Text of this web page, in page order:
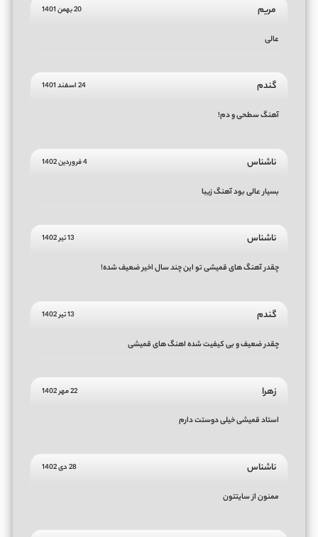
مریم 20 بهمن 1401
عالی
گندم 24 اسفند 1401
آهنگ سطحی و دم!
ناشناس 4 فروردین 1402
بسیار عالی بود آهنگ زیبا
ناشناس 13 تیر 1402
چقدر آهنگ های قمیشی تو این چند سال اخیر ضعیف شده!
گندم 13 تیر 1402
چقدر ضعیف و بی کیفیت شده اهنگ های قمیشی
زهرا 22 مهر 1402
استاد قمیشی خیلی دوستت دارم
ناشناس 28 دی 1402
ممنون از سایتتون